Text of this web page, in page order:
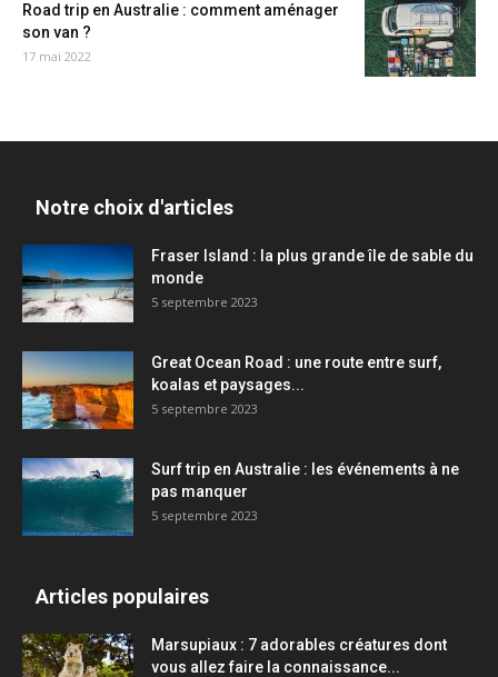
Road trip en Australie : comment aménager
son van ?
17 mai 2022
Notre choix d'articles
Fraser Island : la plus grande île de sable du
monde
5 septembre 2023
Great Ocean Road : une route entre surf,
koalas et paysages...
5 septembre 2023
Surf trip en Australie : les événements à ne
pas manquer
5 septembre 2023
Articles populaires
Marsupiaux : 7 adorables créatures dont
vous allez faire la connaissance...